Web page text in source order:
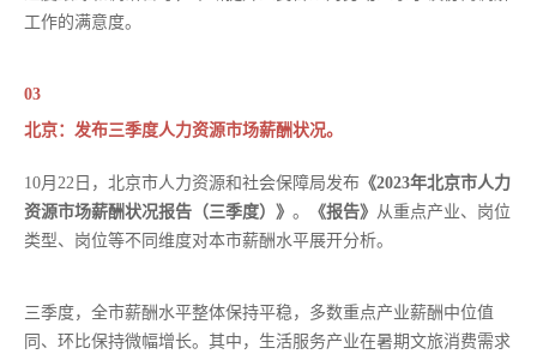
工作的满意度。
03
北京：发布三季度人力资源市场薪酬状况。
10月22日，北京市人力资源和社会保障局发布 《2023年北京市人力
资源市场薪酬状况报告（三季度）》 。 《报告》 从重点产业、岗位
类型、岗位等不同维度对本市薪酬水平展开分析。
三季度，全市薪酬水平整体保持平稳，多数重点产业薪酬中位值
同、环比保持微幅增长。其中，生活服务产业在暑期文旅消费需求